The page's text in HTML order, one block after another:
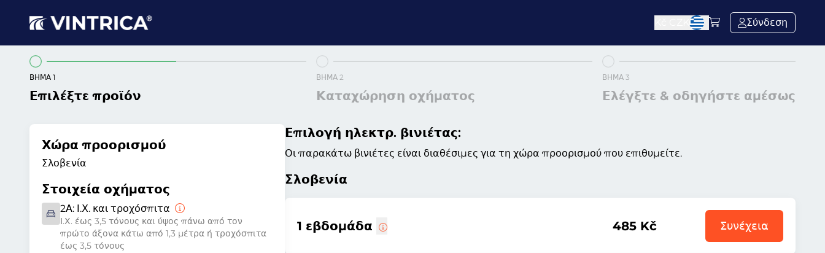
Σύνδεση
ΒΉΜΑ 1
Επιλέξτε προϊόν
ΒΉΜΑ 2
Καταχώρηση οχήματος
ΒΉΜΑ 3
Ελέγξτε & οδηγήστε αμέσως
Χώρα προορισμού
Σλοβενία
Στοιχεία οχήματος
2Α: Ι.Χ. και τροχόσπιτα
Ι.Χ. έως 3,5 τόνους και ύψος πάνω από τον
πρώτο άξονα κάτω από 1,3 μέτρα ή τροχόσπιτα
έως 3,5 τόνους
Επιλογή ηλεκτρ. βινιέτας:
Οι παρακάτω βινιέτες είναι διαθέσιμες για τη χώρα προορισμού που επιθυμείτε.
Σλοβενία
1 εβδομάδα 485 Kč Συνέχεια